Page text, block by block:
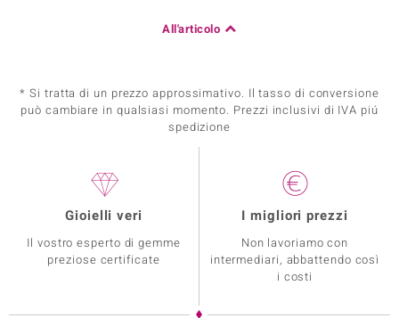
All'articolo
* Si tratta di un prezzo approssimativo. Il tasso di conversione
può cambiare in qualsiasi momento. Prezzi inclusivi di IVA piú
spedizione
Gioielli veri
Il vostro esperto di gemme
preziose certificate
I migliori prezzi
Non lavoriamo con
intermediari, abbattendo così
i costi